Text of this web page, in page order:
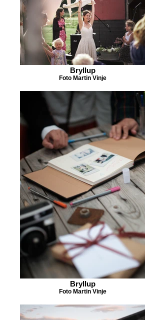
Bryllup
Foto Martin Vinje
Bryllup
Foto Martin Vinje